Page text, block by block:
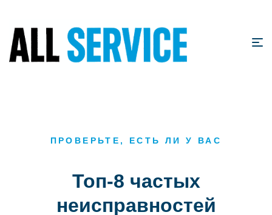
ПРОВЕРЬТЕ, ЕСТЬ ЛИ У ВАС
Топ-8 частых
неисправностей